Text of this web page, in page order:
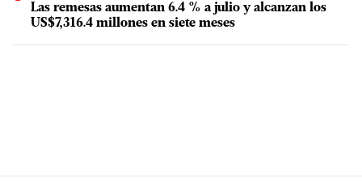
Las remesas aumentan 6.4 % a julio y alcanzan los
US$7,316.4 millones en siete meses